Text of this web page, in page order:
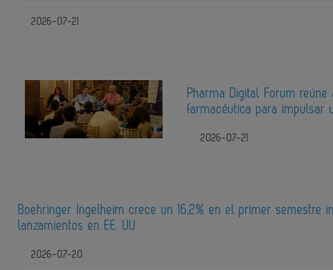
2026-07-21
Pharma Digital Forum
farmacéutica para impulsar
2026-07-21
Boehringer Ingelheim crece un 16,2% en el primer semestre
lanzamientos en EE. UU.
2026-07-20